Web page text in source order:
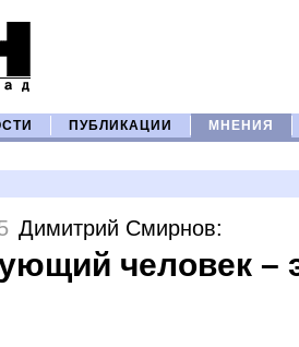
ПУБЛИКАЦИИ МНЕНИЯ
Димитрий Смирнов:
человек –